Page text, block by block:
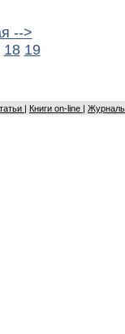
-->
18 19
Книги on-line